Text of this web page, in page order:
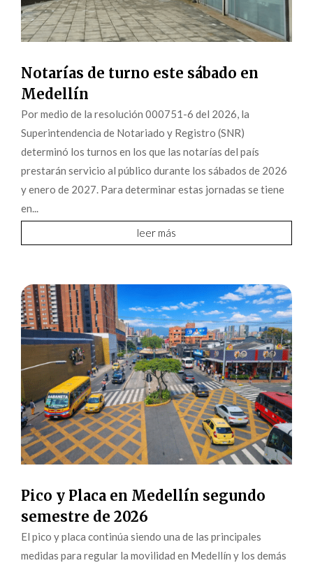
Notarías de turno este sábado en
Medellín
Por medio de la resolución 000751-6 del 2026, la
Superintendencia de Notariado y Registro (SNR)
determinó los turnos en los que las notarías del país
prestarán servicio al público durante los sábados de 2026
y enero de 2027. Para determinar estas jornadas se tiene
en...
leer más
Pico y Placa en Medellín segundo
semestre de 2026
El pico y placa continúa siendo una de las principales
medidas para regular la movilidad en Medellín y los demás